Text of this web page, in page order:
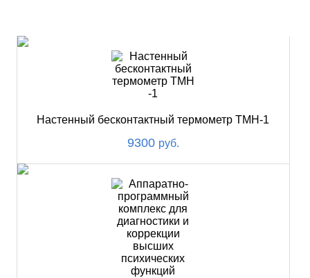
Настенный бесконтактный термометр ТМН-1
9300 руб.